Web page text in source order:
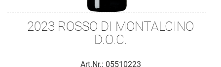
2023 ROSSO DI MONTALCINO
D.O.C.
Art.Nr.: 05510223